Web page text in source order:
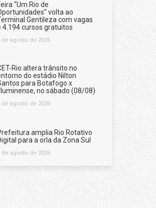
“Um Rio de
volta ao
Gentileza com vagas
4.194 cursos gratuitos
de agosto de 2026
Rio altera trânsito no
do estádio Nilton
para Botafogo x
no sábado (08/08)
de agosto de 2026
amplia Rio Rotativo
para a orla da Zona Sul
de agosto de 2026